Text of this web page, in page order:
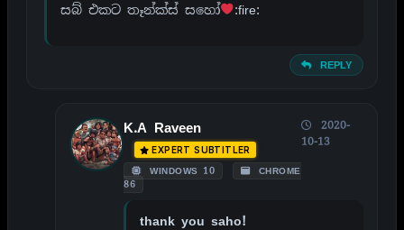
සබ් එකට තෑන්ක්ස් සහෝ :fire:
REPLY
K.A Raveen
EXPERT SUBTITLER
WINDOWS 10
CHROME
86
2020-
10-13
thank you saho!